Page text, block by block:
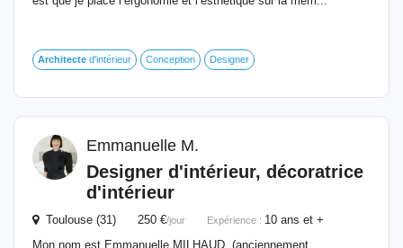
Architecte d'intérieur Conception Designer
Emmanuelle M.
Designer d'intérieur, décoratrice
d'intérieur
Toulouse (31) 250 €/jour Expérience : 10 ans et +
Mon nom est Emmanuelle MILHAUD, (anciennement